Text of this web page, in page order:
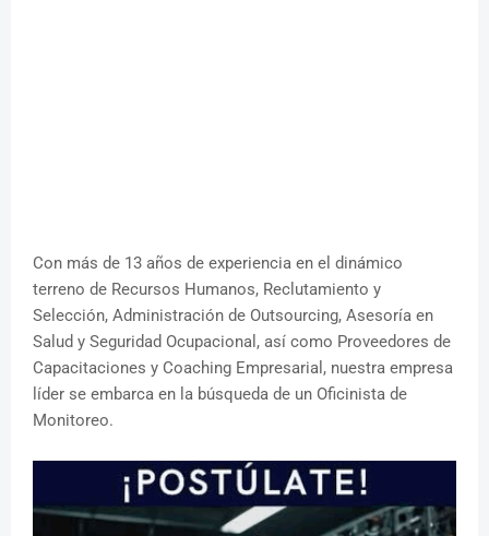
Con más de 13 años de experiencia en el dinámico
terreno de Recursos Humanos, Reclutamiento y
Selección, Administración de Outsourcing, Asesoría en
Salud y Seguridad Ocupacional, así como Proveedores de
Capacitaciones y Coaching Empresarial, nuestra empresa
líder se embarca en la búsqueda de un Oficinista de
Monitoreo.